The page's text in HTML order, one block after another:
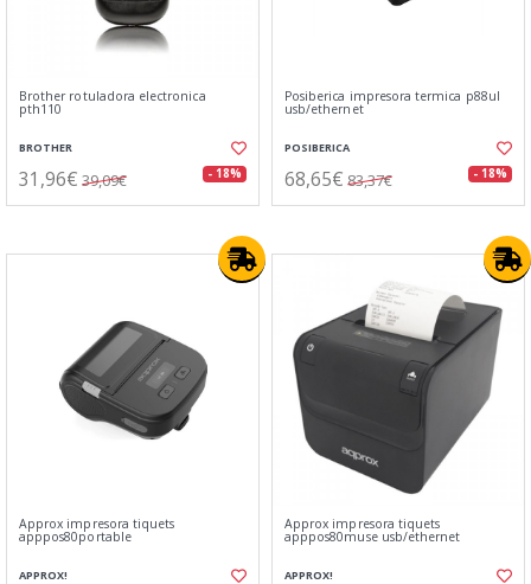
Brother rotuladora electronica
pth110
BROTHER
31,96€ 39,09€ - 18%
Posiberica impresora termica p88ul
usb/ethernet
POSIBERICA
68,65€ 83,37€ - 18%
Approx impresora tiquets
apppos80portable
APPROX!
Approx impresora tiquets
apppos80muse usb/ethernet
APPROX!